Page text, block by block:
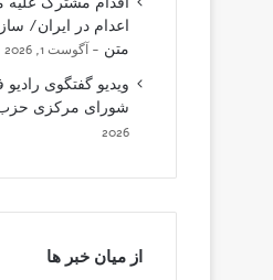
اعدام در ایران/
متن
آگوست 1, 2026
ویدیو گفتگوی
شورای مرکزی حزب
2026
از میان خبر ها